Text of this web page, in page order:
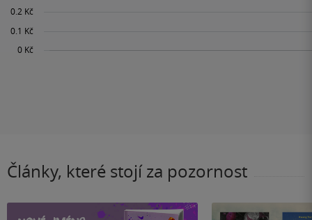
Články, které stojí za pozornost